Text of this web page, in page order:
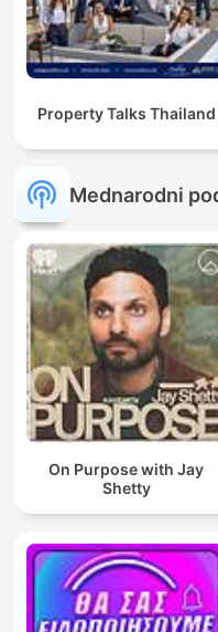
Property Talks Thailand
Mednarodni
On Purpose with Jay
Shetty